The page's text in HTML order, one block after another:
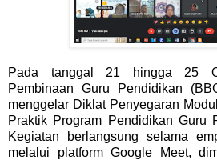
Pada tanggal 21 hingga 25
Pembinaan Guru Pendidikan
menggelar Diklat Penyegaran
Praktik Program Pendidikan Guru
Kegiatan berlangsung selama
melalui platform Google Meet,